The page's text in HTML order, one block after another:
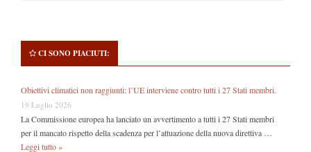
CI SONO PIACIUTI:
Obiettivi climatici non raggiunti: l’UE interviene contro tutti i 27 Stati membri.
19 Luglio 2026
La Commissione europea ha lanciato un avvertimento a tutti i 27 Stati membri
per il mancato rispetto della scadenza per l’attuazione della nuova direttiva …
Leggi tutto »